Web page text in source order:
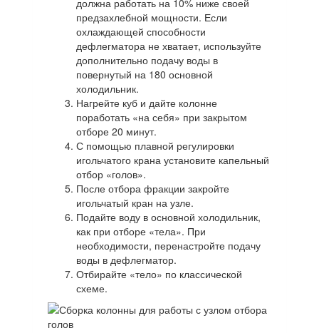
должна работать на 10% ниже своей
предзахлебной мощности. Если
охлаждающей способности
дефлегматора не хватает, используйте
дополнительно подачу воды в
повернутый на 180 основной
холодильник.
Нагрейте куб и дайте колонне
поработать «на себя» при закрытом
отборе 20 минут.
С помощью плавной регулировки
игольчатого крана установите капельный
отбор «голов».
После отбора фракции закройте
игольчатый кран на узле.
Подайте воду в основной холодильник,
как при отборе «тела». При
необходимости, перенастройте подачу
воды в дефлегматор.
Отбирайте «тело» по классической
схеме.